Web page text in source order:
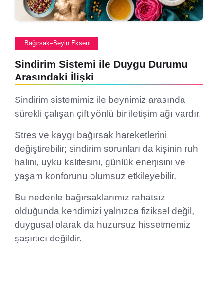
Bağırsak–Beyin Ekseni
Sindirim Sistemi ile Duygu Durumu
Arasındaki İlişki
Sindirim sistemimiz ile beynimiz arasında
sürekli çalışan çift yönlü bir iletişim ağı vardır.
Stres ve kaygı bağırsak hareketlerini
değiştirebilir; sindirim sorunları da kişinin ruh
halini, uyku kalitesini, günlük enerjisini ve
yaşam konforunu olumsuz etkileyebilir.
Bu nedenle bağırsaklarımız rahatsız
olduğunda kendimizi yalnızca fiziksel değil,
duygusal olarak da huzursuz hissetmemiz
şaşırtıcı değildir.